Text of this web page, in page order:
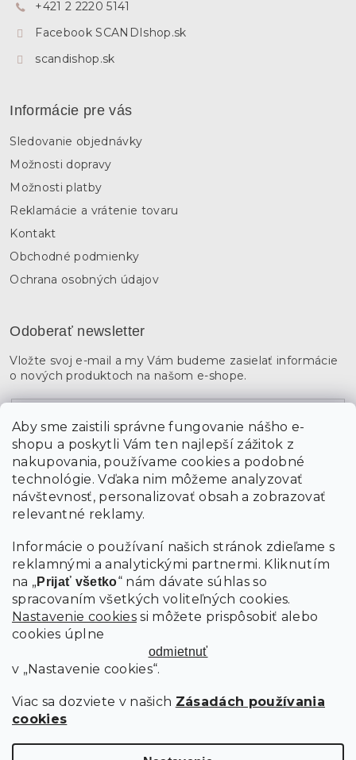
Aby sme zaistili správne fungovanie nášho e-
shopu a poskytli Vám ten najlepší zážitok z
nakupovania, používame cookies a podobné
technológie. Vďaka nim môžeme analyzovať
návštevnosť, personalizovať obsah a zobrazovať
relevantné reklamy.
Informácie o používaní našich stránok zdieľame s
reklamnými a analytickými partnermi. Kliknutím
na „Prijať všetko“ nám dávate súhlas so
spracovaním všetkých voliteľných cookies.
Nastavenie cookies si môžete prispôsobiť alebo
cookies úplne
odmietnuť
v „Nastavenie cookies“.
Viac sa dozviete v našich Zásadách používania
cookies
+421 2 2220 5141
Facebook SCANDIshop.sk
scandishop.sk
Informácie pre vás
Sledovanie objednávky
Možnosti dopravy
Možnosti platby
Reklamácie a vrátenie tovaru
Kontakt
Obchodné podmienky
Ochrana osobných údajov
Odoberať newsletter
Vložte svoj e-mail a my Vám budeme zasielať informácie
o nových produktoch na našom e-shope.
Vložením údajov súhlasíte s podmienkami ochrany
osobných údajov
PRIHLÁSIŤ SA